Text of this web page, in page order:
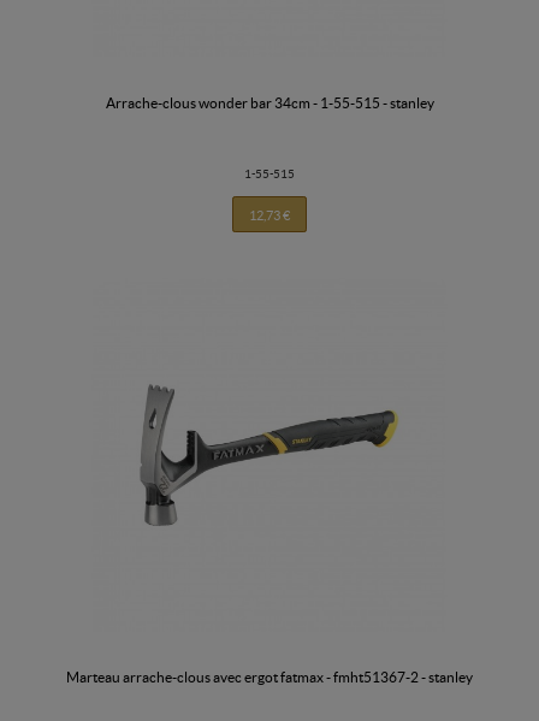
arrache-clous wonder bar 34cm - 1-55-515 - stanley
1-55-515
12,73 €
marteau arrache-clous avec ergot fatmax - fmht51367-2 - stanley